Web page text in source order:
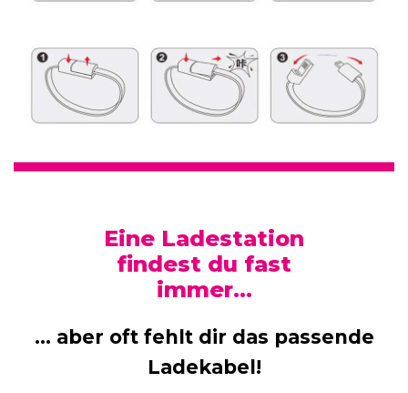
Eine Ladestation
findest du fast
immer…
... aber oft fehlt dir das passende
Ladekabel!